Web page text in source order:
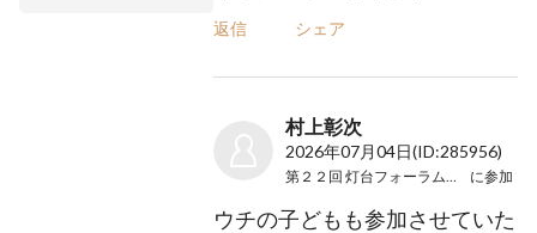
返信 シェア
村上彰次
2026年07月04日(ID:285956)
に参加
ウチの子どもも参加させていた